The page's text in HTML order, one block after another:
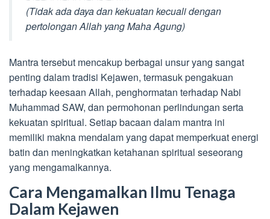
(Tidak ada daya dan kekuatan kecuali dengan
pertolongan Allah yang Maha Agung)
Mantra tersebut mencakup berbagai unsur yang sangat
penting dalam tradisi Kejawen, termasuk pengakuan
terhadap keesaan Allah, penghormatan terhadap Nabi
Muhammad SAW, dan permohonan perlindungan serta
kekuatan spiritual. Setiap bacaan dalam mantra ini
memiliki makna mendalam yang dapat memperkuat energi
batin dan meningkatkan ketahanan spiritual seseorang
yang mengamalkannya.
Cara Mengamalkan Ilmu Tenaga
Dalam Kejawen